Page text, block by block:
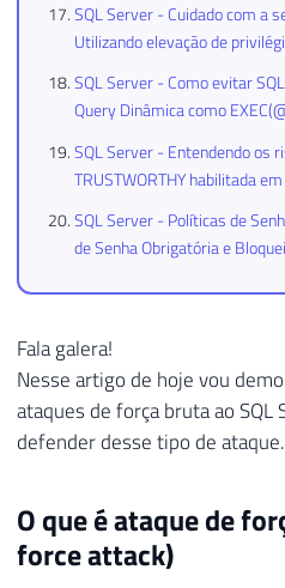
SQL Server - Cuidado com a
Utilizando elevação de
SQL Server - Como evitar
Query Dinâmica como
SQL Server - Entendendo os
TRUSTWORTHY habilitada
SQL Server - Políticas de
de Senha Obrigatória e
Fala galera!
Nesse artigo de hoje vou
ataques de força bruta ao
defender desse tipo de ataque.
O que é ataque de
force attack)